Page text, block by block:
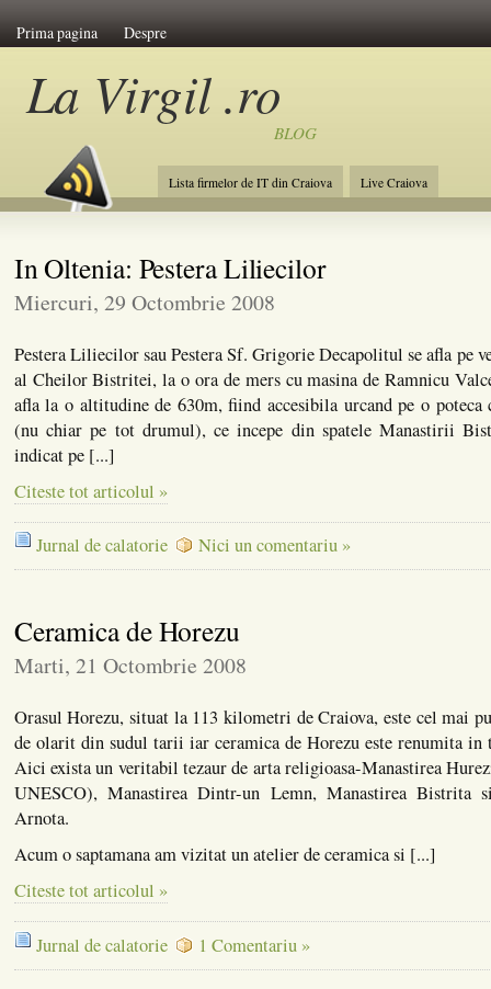
Prima pagina Despre
La Virgil .ro
BLOG
Lista firmelor de IT din Craiova Live Craiova
In Oltenia: Pestera Liliecilor
Miercuri, 29 Octombrie 2008
Pestera Liliecilor sau Pestera Sf. Grigorie Decapolitul se afla pe
al Cheilor Bistritei, la o ora de mers cu masina de Ramnicu
afla la o altitudine de 630m, fiind accesibila urcand pe o poteca
(nu chiar pe tot drumul), ce incepe din spatele Manastirii
indicat pe [...]
Citeste tot articolul »
Jurnal de calatorie Nici un comentariu »
Ceramica de Horezu
Marti, 21 Octombrie 2008
Orasul Horezu, situat la 113 kilometri de Craiova, este cel mai
de olarit din sudul tarii iar ceramica de Horezu este renumita in
Aici exista un veritabil tezaur de arta religioasa-Manastirea
UNESCO), Manastirea Dintr-un Lemn, Manastirea Bistrita
Arnota.
Acum o saptamana am vizitat un atelier de ceramica si [...]
Citeste tot articolul »
Jurnal de calatorie 1 Comentariu »